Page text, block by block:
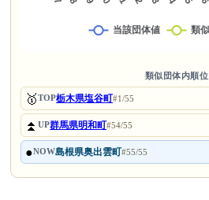
類似団体内順位
🥇TOP栃木県塩谷町#1/55
⏫UP群馬県明和町#54/55
●NOW島根県奥出雲町#55/55